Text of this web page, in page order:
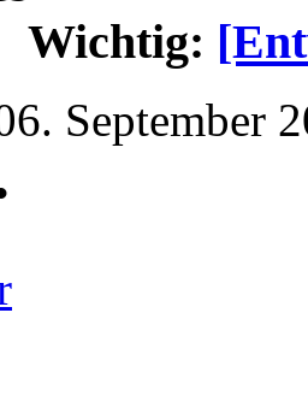
Wichtig:
September